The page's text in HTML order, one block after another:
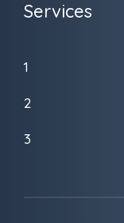
Services
1
2
3